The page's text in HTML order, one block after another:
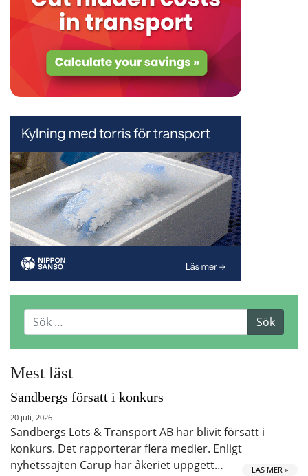
Mest läst
Sandbergs försatt i konkurs
20 juli, 2026
Sandbergs Lots & Transport AB har blivit försatt i
konkurs. Det rapporterar flera medier. Enligt
nyhetssajten Carup har åkeriet uppgett…
LÄS MER »